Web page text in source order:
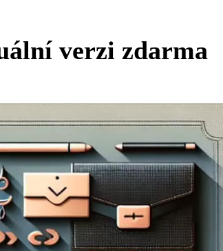
verzi zdarma